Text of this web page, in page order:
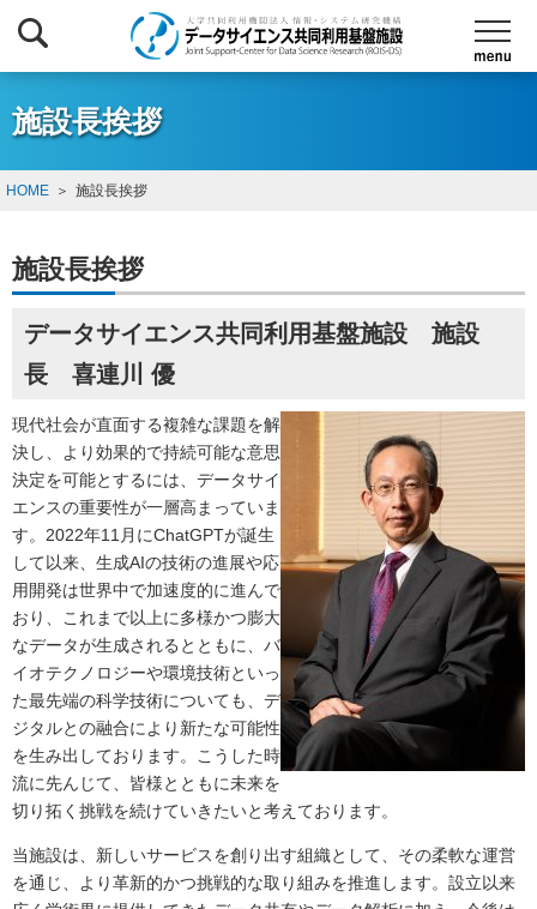
施設長挨拶
HOME 施設長挨拶
施設長挨拶
データサイエンス共同利用基盤施設 施設
長 喜連川 優
現代社会が直面する複雑な課題を解
決し、より効果的で持続可能な意思
決定を可能とするには、データサイ
エンスの重要性が一層高まっていま
す。2022年11月にChatGPTが誕生
して以来、生成AIの技術の進展や応
用開発は世界中で加速度的に進んで
おり、これまで以上に多様かつ膨大
なデータが生成されるとともに、バ
イオテクノロジーや環境技術といっ
た最先端の科学技術についても、デ
ジタルとの融合により新たな可能性
を生み出しております。こうした時
流に先んじて、皆様とともに未来を
切り拓く挑戦を続けていきたいと考えております。
当施設は、新しいサービスを創り出す組織として、その柔軟な運営
を通じ、より革新的かつ挑戦的な取り組みを推進します。設立以来